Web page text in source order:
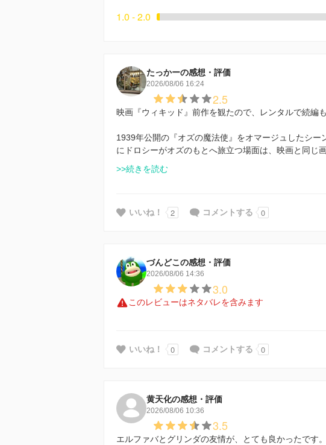
1.0 - 2.0
たっかーの感想・評価
2026/08/06 16:24
2.5
映画『ウィキッド』前作を観たので、レンタルで続編も
1939年公開の『オズの魔法使』をオマージュしたシ
にドロシーがオズのもとへ旅立つ場面は、映画と同じ
>>続きを読む
いいね！ 2 コメントする 0
づんどこの感想・評価
2026/08/06 14:36
3.0
このレビューはネタバレを含みます
いいね！ 0 コメントする 0
黄天化の感想・評価
2026/08/06 10:36
3.5
エルファバとグリンダの友情が、とても良かったです